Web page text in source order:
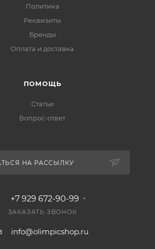
Политика
Реквизиты
Бренды
Оплата и доставка
ПОМОЩЬ
Статьи
Вопрос-ответ
НА РАССЫЛКУ
+7 929 672-90-99
ЗАКАЗАТЬ ЗВОНОК
info@olimpicshop.ru